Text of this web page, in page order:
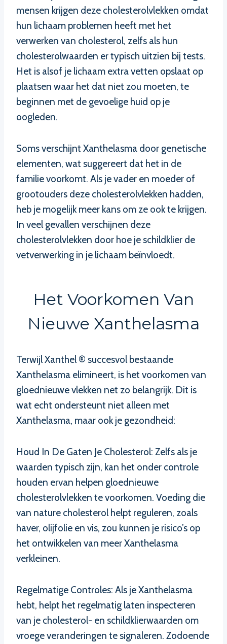
mensen krijgen deze cholesterolvlekken omdat
hun lichaam problemen heeft met het
verwerken van cholesterol, zelfs als hun
cholesterolwaarden er typisch uitzien bij tests.
Het is alsof je lichaam extra vetten opslaat op
plaatsen waar het dat niet zou moeten, te
beginnen met de gevoelige huid op je
oogleden.
Soms verschijnt Xanthelasma door genetische
elementen, wat suggereert dat het in de
familie voorkomt. Als je vader en moeder of
grootouders deze cholesterolvlekken hadden,
heb je mogelijk meer kans om ze ook te krijgen.
In veel gevallen verschijnen deze
cholesterolvlekken door hoe je schildklier de
vetverwerking in je lichaam beïnvloedt.
Het Voorkomen Van
Nieuwe Xanthelasma
Terwijl Xanthel ® succesvol bestaande
Xanthelasma elimineert, is het voorkomen van
gloednieuwe vlekken net zo belangrijk. Dit is
wat echt ondersteunt niet alleen met
Xanthelasma, maar ook je gezondheid:
Houd In De Gaten Je Cholesterol: Zelfs als je
waarden typisch zijn, kan het onder controle
houden ervan helpen gloednieuwe
cholesterolvlekken te voorkomen. Voeding die
van nature cholesterol helpt reguleren, zoals
haver, olijfolie en vis, zou kunnen je risico’s op
het ontwikkelen van meer Xanthelasma
verkleinen.
Regelmatige Controles: Als je Xanthelasma
hebt, helpt het regelmatig laten inspecteren
van je cholesterol- en schildklierwaarden om
vroege veranderingen te signaleren. Zodoende